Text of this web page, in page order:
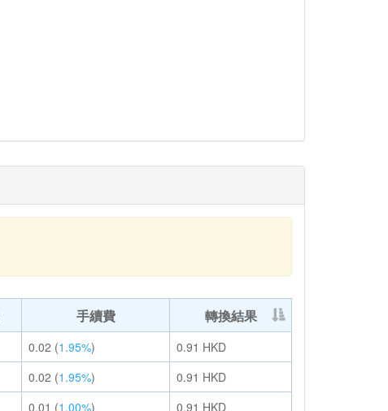
手續費 轉換結果
0.02 (1.95%) 0.91 HKD
0.02 (1.95%) 0.91 HKD
0.01 (1.00%) 0.91 HKD